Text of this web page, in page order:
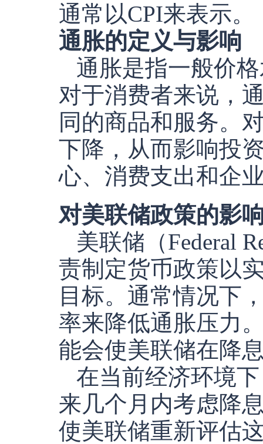
通常以CPI来表示。
通胀的定义与影响
通胀是指一般价
对于消费者来说，
同的商品和服务。
下降，从而影响投
心、消费支出和企
对美联储政策的影
美联储（Federal
责制定货币政策以
目标。通常情况下
率来降低通胀压力
能会使美联储在降
在当前经济环境
来几个月内考虑降
使美联储重新评估